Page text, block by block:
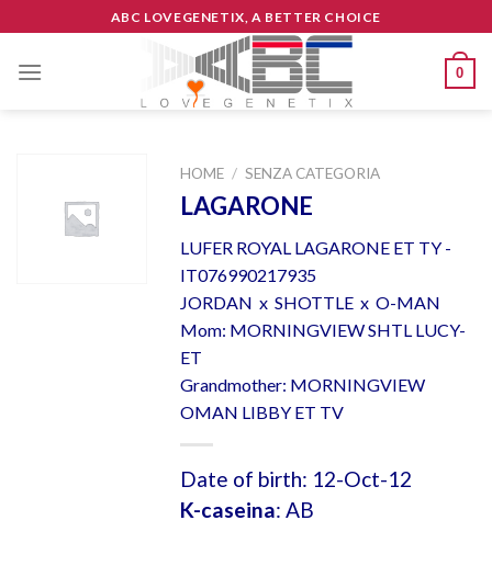
to
content
ABC LOVEGENETIX, A BETTER CHOICE
0
HOME / SENZA CATEGORIA
LAGARONE
LUFER ROYAL LAGARONE ET TY -
IT076990217935
JORDAN x SHOTTLE x O-MAN
Mom: MORNINGVIEW SHTL LUCY-
ET
Grandmother: MORNINGVIEW
OMAN LIBBY ET TV
Date of birth: 12-Oct-12
K-caseina: AB